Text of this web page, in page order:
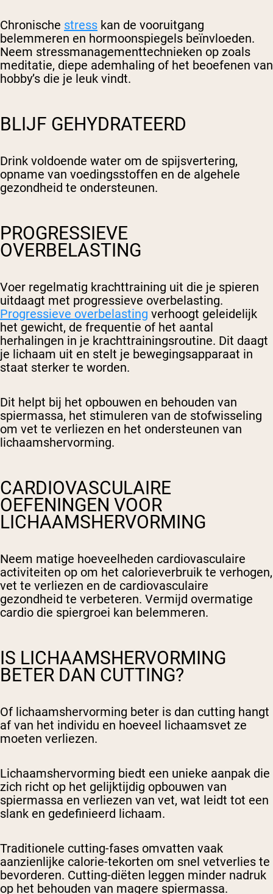
Chronische stress kan de vooruitgang
belemmeren en hormoonspiegels beïnvloeden.
Neem stressmanagementtechnieken op zoals
meditatie, diepe ademhaling of het beoefenen van
hobby’s die je leuk vindt.
BLIJF GEHYDRATEERD
Drink voldoende water om de spijsvertering,
opname van voedingsstoffen en de algehele
gezondheid te ondersteunen.
PROGRESSIEVE
OVERBELASTING
Voer regelmatig krachttraining uit die je spieren
uitdaagt met progressieve overbelasting.
Progressieve overbelasting verhoogt geleidelijk
het gewicht, de frequentie of het aantal
herhalingen in je krachttrainingsroutine. Dit daagt
je lichaam uit en stelt je bewegingsapparaat in
staat sterker te worden.
Dit helpt bij het opbouwen en behouden van
spiermassa, het stimuleren van de stofwisseling
om vet te verliezen en het ondersteunen van
lichaamshervorming.
CARDIOVASCULAIRE
OEFENINGEN VOOR
LICHAAMSHERVORMING
Neem matige hoeveelheden cardiovasculaire
activiteiten op om het calorieverbruik te verhogen,
vet te verliezen en de cardiovasculaire
gezondheid te verbeteren. Vermijd overmatige
cardio die spiergroei kan belemmeren.
IS LICHAAMSHERVORMING
BETER DAN CUTTING?
Of lichaamshervorming beter is dan cutting hangt
af van het individu en hoeveel lichaamsvet ze
moeten verliezen.
Lichaamshervorming biedt een unieke aanpak die
zich richt op het gelijktijdig opbouwen van
spiermassa en verliezen van vet, wat leidt tot een
slank en gedefinieerd lichaam.
Traditionele cutting-fases omvatten vaak
aanzienlijke calorie-tekorten om snel vetverlies te
bevorderen. Cutting-diëten leggen minder nadruk
op het behouden van magere spiermassa.